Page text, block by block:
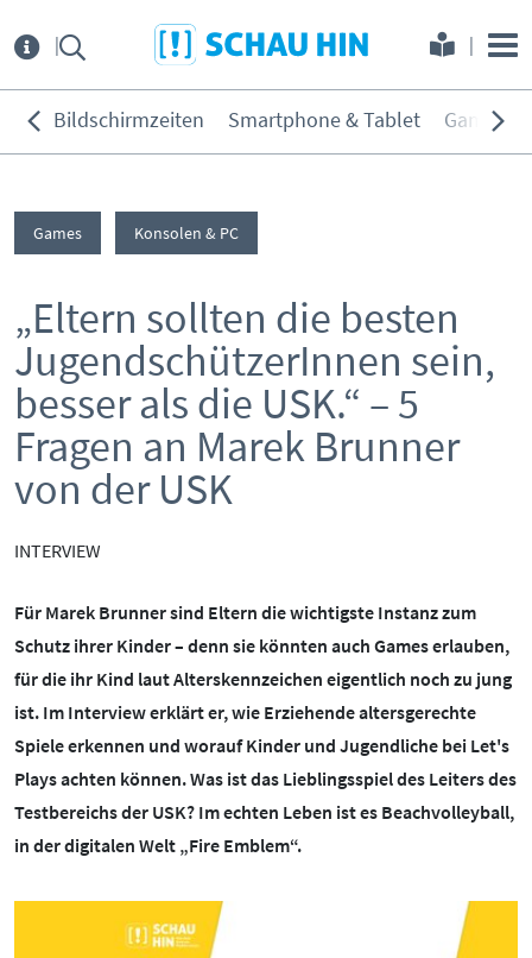
Bildschirmzeiten Smartphone & Tablet Games
Games Konsolen & PC
„Eltern sollten die besten
JugendschützerInnen sein,
besser als die USK.“ – 5
Fragen an Marek Brunner
von der USK
INTERVIEW
Für Marek Brunner sind Eltern die wichtigste Instanz zum
Schutz ihrer Kinder – denn sie könnten auch Games erlauben,
für die ihr Kind laut Alterskennzeichen eigentlich noch zu jung
ist. Im Interview erklärt er, wie Erziehende altersgerechte
Spiele erkennen und worauf Kinder und Jugendliche bei Let's
Plays achten können. Was ist das Lieblingsspiel des Leiters des
Testbereichs der USK? Im echten Leben ist es Beachvolleyball,
in der digitalen Welt „Fire Emblem“.
Über
Service
KONTAKT
INITIATIVE
PARTNER
KOOPERATIONEN
BEIRAT
BOTSCHAFTERINNEN
IMPRESSUM
DATENSCHUTZ
ELTERNANGEBOTE
MEDIENKURSE
ONLINE-GAME
PRESSE
MEDIATHEK
MEDIENCOACHES
MATERIALIEN
MEDIENQUIZ
THEMEN:
Bildschirmzeiten
Smartphone & Tablet
Soziale Netzwerke
Filme & Serien
Surfen
Hörmedien
WEITERE THEMEN:
Datenschutz
Cybergrooming
Cybermobbing
Instagram
Kinderrechte
Konsolen & PC
Lernen & Medien